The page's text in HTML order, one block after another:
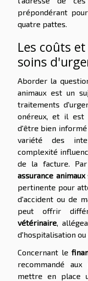
prépondérant
quatre pattes.
Les coûts
soins
Aborder la
animaux est un
traitements
onéreux, et il est
d'être bien
variété des
complexité
de la facture.
assurance animaux
pertinente pour
d'accident ou de
peut offrir
vétérinaire ,
d'hospitalisation ou
Concernant le
recommandé
mettre en place